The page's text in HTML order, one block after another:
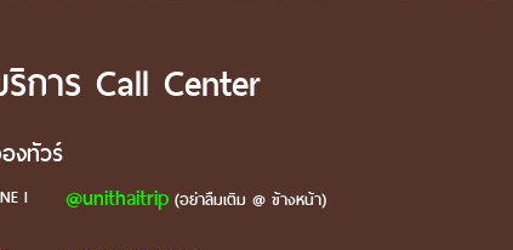
การ Call Center
งทัวร์
I
@unithaitrip(อย่าลืมเติม @ ข้างหน้า)